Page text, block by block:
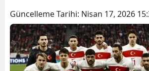
Güncelleme Tarihi: Nisan 17, 2026